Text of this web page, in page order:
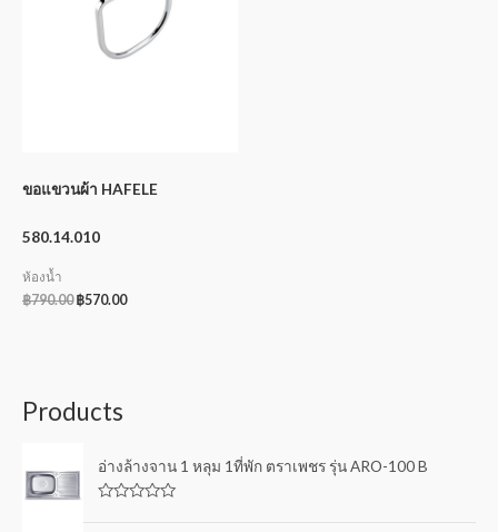
ขอแขวนผ้า HAFELE
580.14.010
ห้องน้ำ
฿790.00 ฿570.00
Products
อ่างล้างจาน 1 หลุม 1ที่พัก ตราเพชร รุ่น ARO-100 B